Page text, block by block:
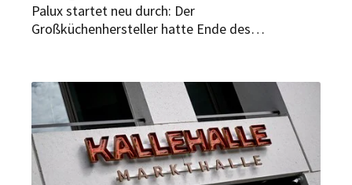
Palux startet neu durch: Der
Großküchenhersteller hatte Ende des
Verfahren erfolgreich abgeschlossen werden.